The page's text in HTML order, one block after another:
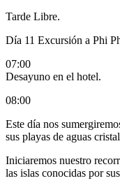
Tarde Libre.
Día 11 Excursión a Phi
07:00
Desayuno en el hotel.
08:00
Este día nos
sus playas de aguas
Iniciaremos nuestro
las islas conocidas por